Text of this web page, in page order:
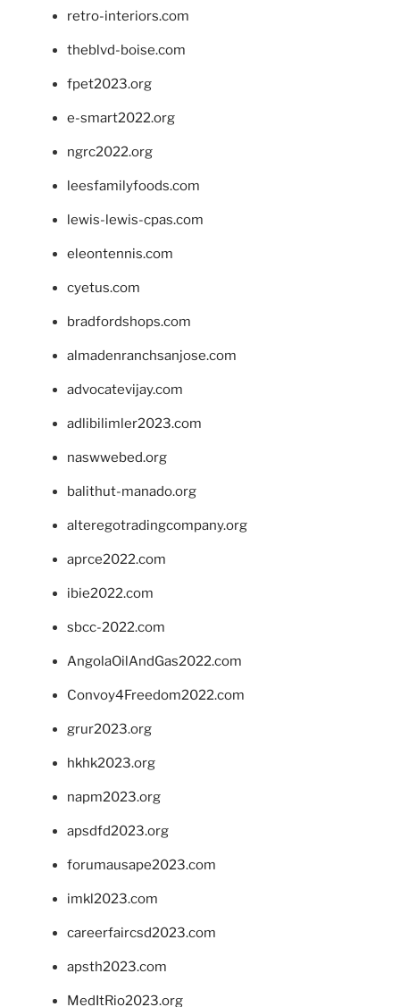
retro-interiors.com
theblvd-boise.com
fpet2023.org
e-smart2022.org
ngrc2022.org
leesfamilyfoods.com
lewis-lewis-cpas.com
eleontennis.com
cyetus.com
bradfordshops.com
almadenranchsanjose.com
advocatevijay.com
adlibilimler2023.com
naswwebed.org
balithut-manado.org
alteregotradingcompany.org
aprce2022.com
ibie2022.com
sbcc-2022.com
AngolaOilAndGas2022.com
Convoy4Freedom2022.com
grur2023.org
hkhk2023.org
napm2023.org
apsdfd2023.org
forumausape2023.com
imkl2023.com
careerfaircsd2023.com
apsth2023.com
MedItRio2023.org